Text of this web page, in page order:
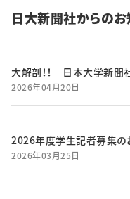
日大新聞社からのお
大解剖！！ 日本大学新聞
2026年04月20日
2026年度学生記者募集の
2026年03月25日